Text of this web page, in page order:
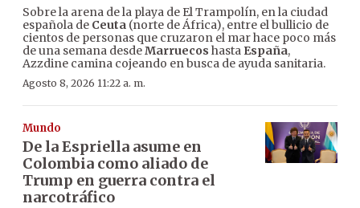
Sobre la arena de la playa de El Trampolín, en la ciudad
española de Ceuta (norte de África), entre el bullicio de
cientos de personas que cruzaron el mar hace poco más
de una semana desdeMarruecos hasta España,
Azzdine camina cojeando en busca de ayuda sanitaria.
Agosto 8, 2026 11:22 a. m.
Mundo
De la Espriella asume en
Colombia como aliado de
Trump en guerra contra el
narcotráfico